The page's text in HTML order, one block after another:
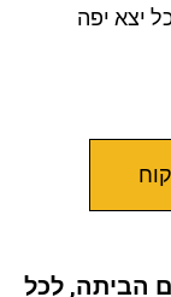
יצא יפה
הביתה, לכל